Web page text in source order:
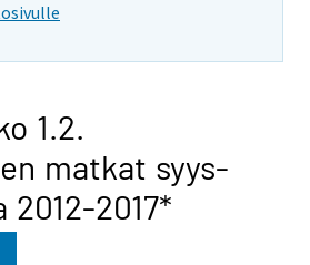
1.2.
matkat syys-
2012-2017*